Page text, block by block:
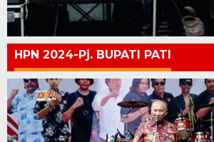
HPN 2024-Pj. BUPATI PATI